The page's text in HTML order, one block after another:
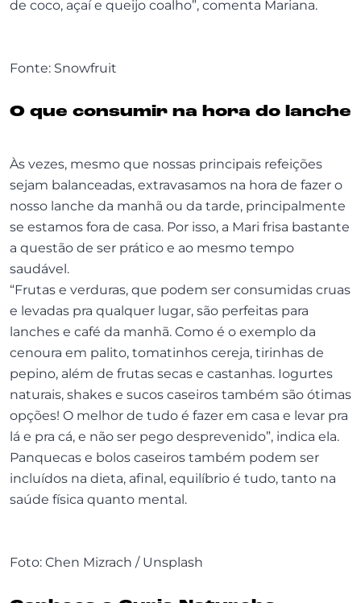
de coco, açaí e queijo coalho”, comenta Mariana.
Fonte: Snowfruit
O que consumir na hora do lanche
Às vezes, mesmo que nossas principais refeições
sejam balanceadas, extravasamos na hora de fazer o
nosso lanche da manhã ou da tarde, principalmente
se estamos fora de casa. Por isso, a Mari frisa bastante
a questão de ser prático e ao mesmo tempo
saudável.
“Frutas e verduras, que podem ser consumidas cruas
e levadas pra qualquer lugar, são perfeitas para
lanches e café da manhã. Como é o exemplo da
cenoura em palito, tomatinhos cereja, tirinhas de
pepino, além de frutas secas e castanhas. Iogurtes
naturais, shakes e sucos caseiros também são ótimas
opções! O melhor de tudo é fazer em casa e levar pra
lá e pra cá, e não ser pego desprevenido”, indica ela.
Panquecas e bolos caseiros também podem ser
incluídos na dieta, afinal, equilíbrio é tudo, tanto na
saúde física quanto mental.
Foto: Chen Mizrach / Unsplash